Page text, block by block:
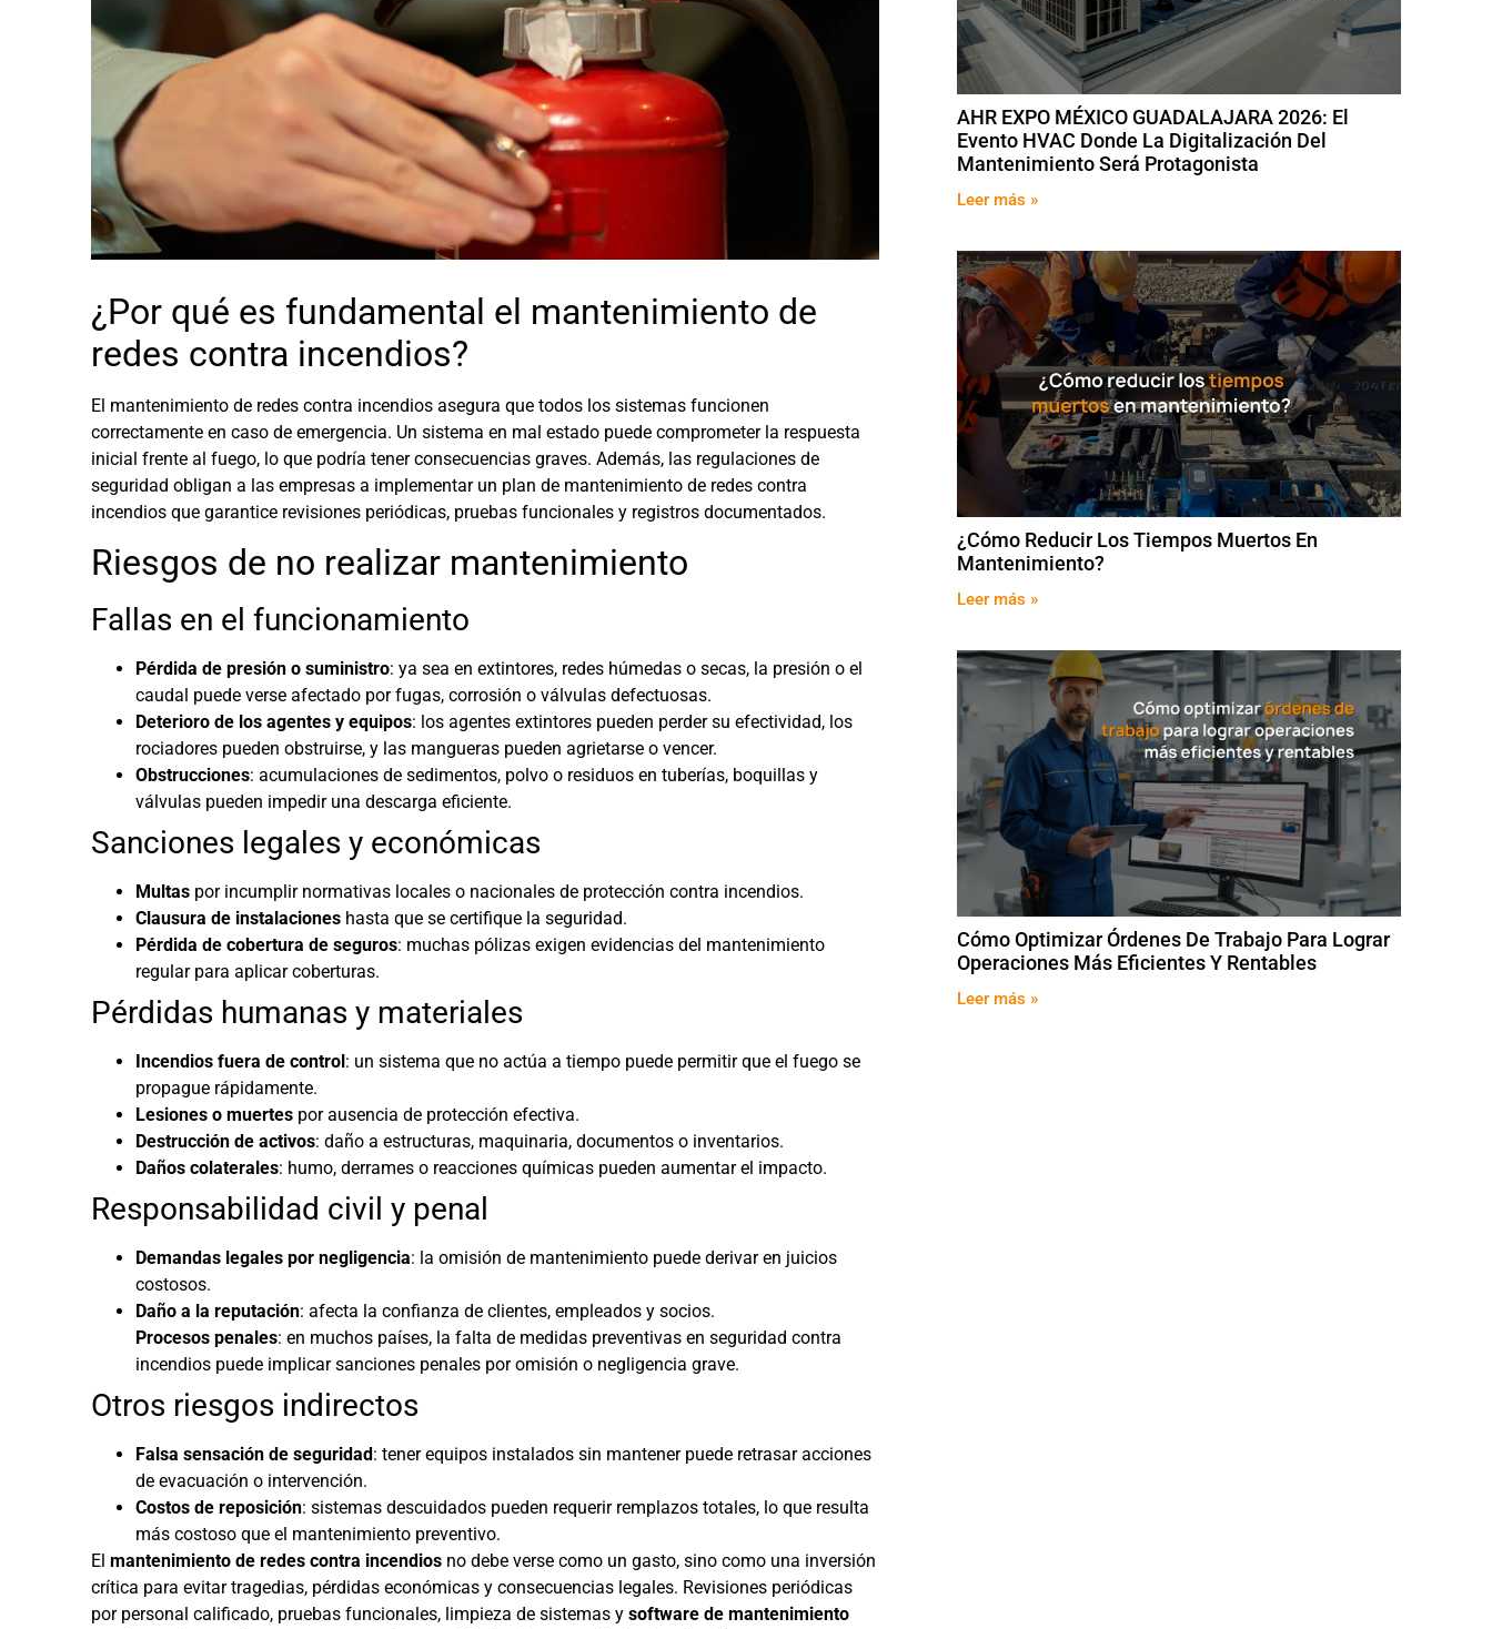
¿Por qué es fundamental el mantenimiento de
redes contra incendios?
El mantenimiento de redes contra incendios asegura que todos los sistemas funcionen
correctamente en caso de emergencia. Un sistema en mal estado puede comprometer la respuesta
inicial frente al fuego, lo que podría tener consecuencias graves. Además, las regulaciones de
seguridad obligan a las empresas a implementar un plan de mantenimiento de redes contra
incendios que garantice revisiones periódicas, pruebas funcionales y registros documentados.
Riesgos de no realizar mantenimiento
Fallas en el funcionamiento
Pérdida de presión o suministro: ya sea en extintores, redes húmedas o secas, la presión o el
caudal puede verse afectado por fugas, corrosión o válvulas defectuosas.
Deterioro de los agentes y equipos: los agentes extintores pueden perder su efectividad, los
rociadores pueden obstruirse, y las mangueras pueden agrietarse o vencer.
Obstrucciones: acumulaciones de sedimentos, polvo o residuos en tuberías, boquillas y
válvulas pueden impedir una descarga eficiente.
Sanciones legales y económicas
Multas por incumplir normativas locales o nacionales de protección contra incendios.
Clausura de instalaciones hasta que se certifique la seguridad.
Pérdida de cobertura de seguros: muchas pólizas exigen evidencias del mantenimiento
regular para aplicar coberturas.
Pérdidas humanas y materiales
Incendios fuera de control : un sistema que no actúa a tiempo puede permitir que el fuego se
propague rápidamente.
Lesiones o muertes por ausencia de protección efectiva.
Destrucción de activos: daño a estructuras, maquinaria, documentos o inventarios.
Daños colaterales: humo, derrames o reacciones químicas pueden aumentar el impacto.
Responsabilidad civil y penal
Demandas legales por negligencia: la omisión de mantenimiento puede derivar en juicios
costosos.
Daño a la reputación: afecta la confianza de clientes, empleados y socios.
Procesos penales: en muchos países, la falta de medidas preventivas en seguridad contra
incendios puede implicar sanciones penales por omisión o negligencia grave.
Otros riesgos indirectos
Falsa sensación de seguridad : tener equipos instalados sin mantener puede retrasar acciones
de evacuación o intervención.
Costos de reposición: sistemas descuidados pueden requerir remplazos totales, lo que resulta
más costoso que el mantenimiento preventivo.
El mantenimiento de redes contra incendios no debe verse como un gasto, sino como una inversión
crítica para evitar tragedias, pérdidas económicas y consecuencias legales. Revisiones periódicas
por personal calificado, pruebas funcionales, limpieza de sistemas y software de mantenimiento
AHR EXPO MÉXICO GUADALAJARA 2026: El
Evento HVAC Donde La Digitalización Del
Mantenimiento Será Protagonista
Leer más »
¿Cómo Reducir Los Tiempos Muertos En
Mantenimiento?
Leer más »
Cómo Optimizar Órdenes De Trabajo Para Lograr
Operaciones Más Eficientes Y Rentables
Leer más »